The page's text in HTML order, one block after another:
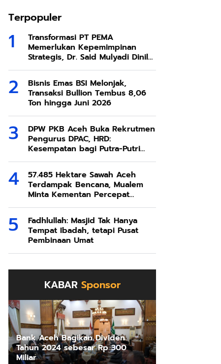
Terpopuler
Transformasi PT PEMA
Memerlukan Kepemimpinan
Strategis, Dr. Said Mulyadi Dinilai
Memenuhi Kriteria
Bisnis Emas BSI Melonjak,
Transaksi Bullion Tembus 8,06
Ton hingga Juni 2026
DPW PKB Aceh Buka Rekrutmen
Pengurus DPAC, HRD:
Kesempatan bagi Putra-Putri
Terbaik Aceh
57.485 Hektare Sawah Aceh
Terdampak Bencana, Mualem
Minta Kementan Percepat
Pemulihan
Fadhlullah: Masjid Tak Hanya
Tempat Ibadah, tetapi Pusat
Pembinaan Umat
KABAR Sponsor
Bank Aceh Bagikan Dividen
Tahun 2024 sebesar Rp 300
Miliar